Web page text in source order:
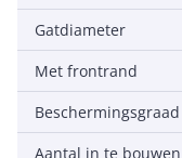
Gatdiameter
Met frontrand